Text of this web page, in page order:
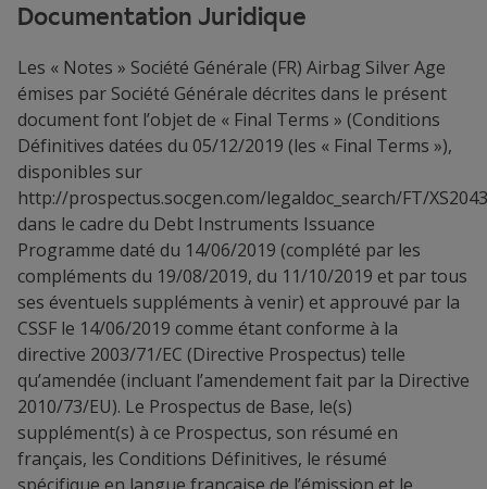
Documentation Juridique
Les « Notes » Société Générale (FR) Airbag Silver Age
émises par Société Générale décrites dans le présent
document font l’objet de « Final Terms » (Conditions
Définitives datées du 05/12/2019 (les « Final Terms »),
disponibles sur
http://prospectus.socgen.com/legaldoc_search/FT/
dans le cadre du Debt Instruments Issuance
Programme daté du 14/06/2019 (complété par les
compléments du 19/08/2019, du 11/10/2019 et par tous
ses éventuels suppléments à venir) et approuvé par la
CSSF le 14/06/2019 comme étant conforme à la
directive 2003/71/EC (Directive Prospectus) telle
qu’amendée (incluant l’amendement fait par la Directive
2010/73/EU). Le Prospectus de Base, le(s)
supplément(s) à ce Prospectus, son résumé en
français, les Conditions Définitives, le résumé
spécifique en langue française de l’émission et le